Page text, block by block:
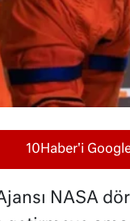
10Haber'i
NASA